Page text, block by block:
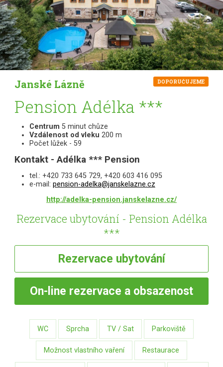
Janské Lázně DOPORUČUJEME
Pension Adélka ***
Centrum 5 minut chůze
Vzdálenost od vleku 200 m
Počet lůžek - 59
Kontakt - Adélka *** Pension
tel.: +420 733 645 729, +420 603 416 095
e-mail: pension-adelka@janskelazne.cz
http://adelka-pension.janskelazne.cz/
Rezervace ubytování - Pension Adélka
***
Rezervace ubytování
On-line rezervace a obsazenost
WC Sprcha TV / Sat Parkoviště
Možnost vlastního vaření Restaurace